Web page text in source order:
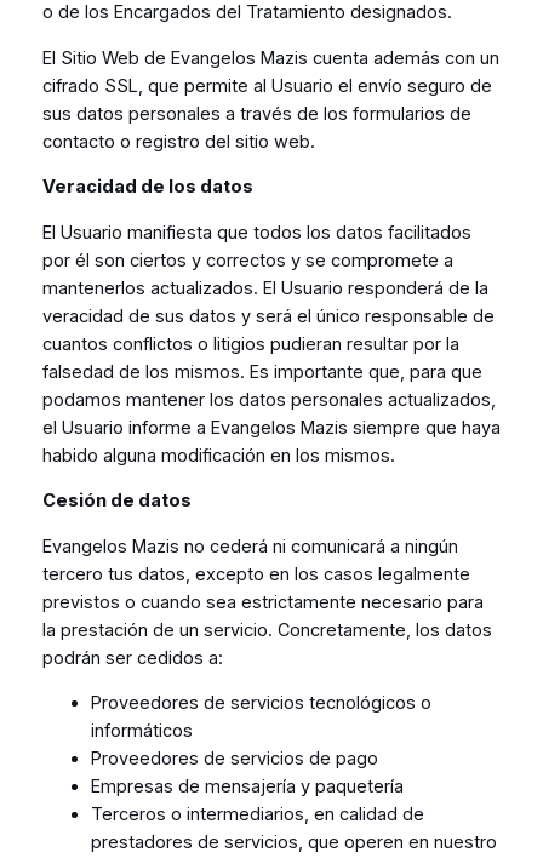
o de los Encargados del Tratamiento designados.
El Sitio Web de Evangelos Mazis cuenta además con un
cifrado SSL, que permite al Usuario el envío seguro de
sus datos personales a través de los formularios de
contacto o registro del sitio web.
Veracidad de los datos
El Usuario manifiesta que todos los datos facilitados
por él son ciertos y correctos y se compromete a
mantenerlos actualizados. El Usuario responderá de la
veracidad de sus datos y será el único responsable de
cuantos conflictos o litigios pudieran resultar por la
falsedad de los mismos. Es importante que, para que
podamos mantener los datos personales actualizados,
el Usuario informe a Evangelos Mazis siempre que haya
habido alguna modificación en los mismos.
Cesión de datos
Evangelos Mazis no cederá ni comunicará a ningún
tercero tus datos, excepto en los casos legalmente
previstos o cuando sea estrictamente necesario para
la prestación de un servicio. Concretamente, los datos
podrán ser cedidos a:
Proveedores de servicios tecnológicos o
informáticos
Proveedores de servicios de pago
Empresas de mensajería y paquetería
Terceros o intermediarios, en calidad de
prestadores de servicios, que operen en nuestro